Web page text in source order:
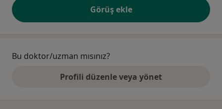
Görüş ekle
Bu doktor/uzman mısınız?
Profili düzenle veya yönet